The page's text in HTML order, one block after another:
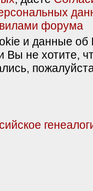
форума
и данные об
Вы не хотите,